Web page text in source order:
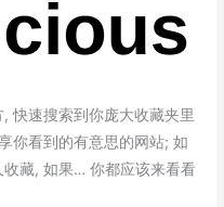
快速搜索到你庞大收藏夹里
你看到的有意思的网站; 如
藏, 如果… 你都应该来看看